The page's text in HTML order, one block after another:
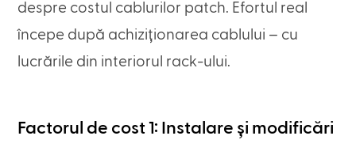
despre costul cablurilor patch. Efortul real
începe după achiziționarea cablului – cu
lucrările din interiorul rack-ului.
Factorul de cost 1: Instalare și modificări